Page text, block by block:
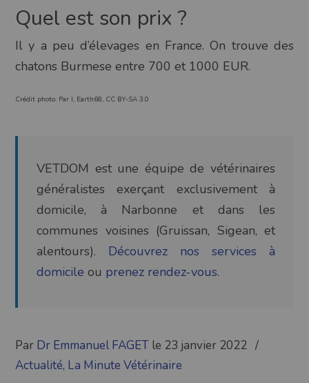
Quel est son prix ?
Il y a peu d’élevages en France. On trouve des
chatons Burmese entre 700 et 1000 EUR.
Crédit photo: Par I, Earth68, CC BY-SA 3.0
VETDOM est une équipe de vétérinaires
généralistes exerçant exclusivement à
domicile, à Narbonne et dans les
communes voisines (Gruissan, Sigean, et
alentours). Découvrez nos services à
domicile ou prenez rendez-vous.
Par Dr Emmanuel FAGET le 23 janvier 2022 /
Actualité, La Minute Vétérinaire